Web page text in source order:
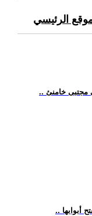
الرئيسي
مجتبى خامنئ
أبوابها